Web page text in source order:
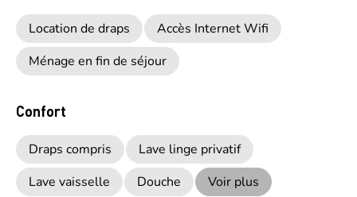
Location de draps
Accès Internet Wifi
Ménage en fin de séjour
Confort
Draps compris
Lave linge privatif
Lave vaisselle
Douche Voir plus